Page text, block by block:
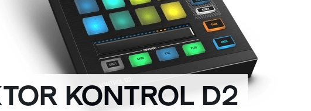
KONTROL D2